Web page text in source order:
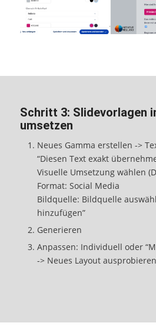
Schritt 3: Slidevorlagen
umsetzen
Neues Gamma erstellen ->
“Diesen Text exakt
Visuelle Umsetzung wählen
Format: Social Media
Bildquelle: Bildquelle
hinzufügen”
Generieren
Anpassen: Individuell oder
-> Neues Layout